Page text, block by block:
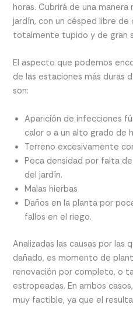
horas. Cubrirá de una
jardín, con un césped libre de
totalmente tupido y de gran
El aspecto que podemos
de las estaciones más duras
son:
Aparición de infecciones
calor o a un alto grado de
Terreno excesivamente
Poca densidad por falta
del jardín.
Malas hierbas
Daños en la planta por
fallos en el riego.
Analizadas las causas por las
dañado, es momento de
renovación por completo, o
estropeadas. En ambos
muy factible, ya que el